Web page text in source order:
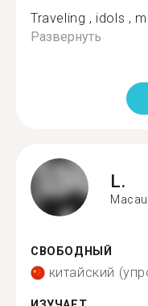
Traveling , idols ,
Развернуть
L.
Macau
СВОБОДНЫЙ
китайский